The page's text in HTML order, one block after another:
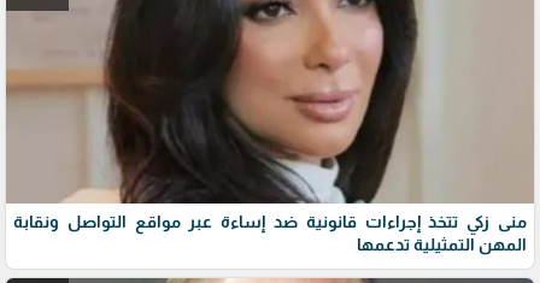
منى زكي تتخذ إجراءات قانونية ضد إساءة عبر مواقع التواصل ونقابة
المهن التمثيلية تدعمها